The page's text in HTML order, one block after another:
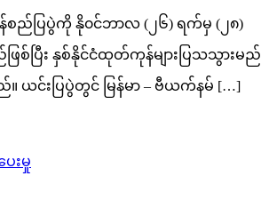
စည်ပြပွဲကို နို၀င်ဘာလ (၂၆) ရက်မှ (၂၈)
ပြီး နှစ်နိုင်ငံထုတ်ကုန်များပြသသွားမည်
။ ယင်းပြပွဲတွင် မြန်မာ – ဗီယက်နမ် […]
းမှု